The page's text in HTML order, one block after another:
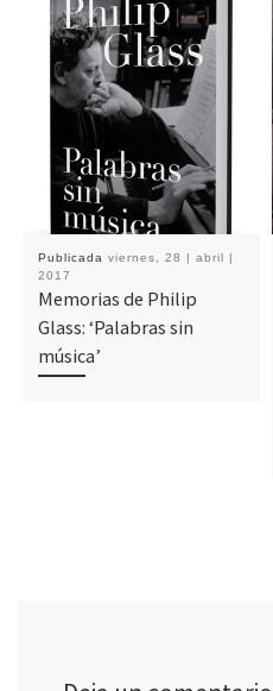
Publicada viernes, 28 | abril |
2017
Memorias de Philip
Glass: ‘Palabras sin
música’